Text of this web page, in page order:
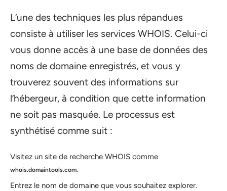
L’une des techniques les plus répandues
consiste à utiliser les services WHOIS. Celui-ci
vous donne accès à une base de données des
noms de domaine enregistrés, et vous y
trouverez souvent des informations sur
l’hébergeur, à condition que cette information
ne soit pas masquée. Le processus est
synthétisé comme suit :
Visitez un site de recherche WHOIS comme
whois.domaintools.com.
Entrez le nom de domaine que vous souhaitez explorer.